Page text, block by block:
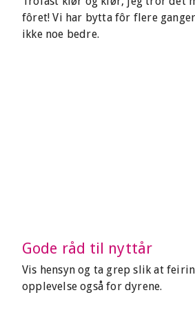
fôret! Vi har bytta fôr flere
ikke noe bedre.
Gode råd til nyttår
Vis hensyn og ta grep slik at
opplevelse også for dyrene.